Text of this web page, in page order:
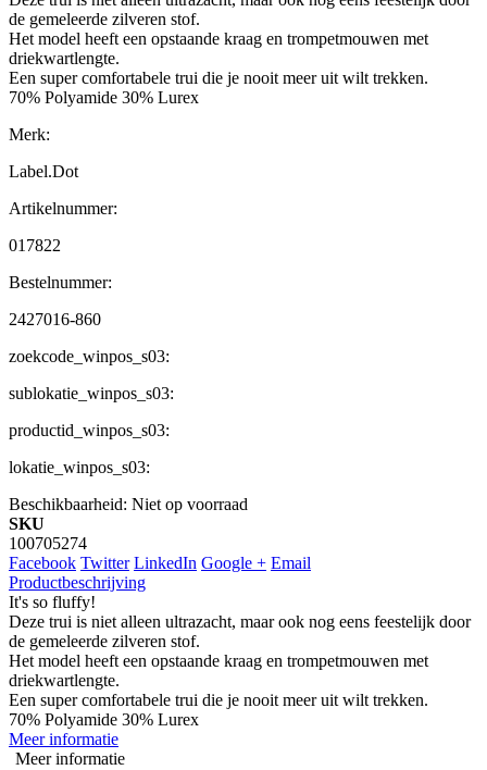
de gemeleerde zilveren stof.
Het model heeft een opstaande kraag en trompetmouwen met
driekwartlengte.
Een super comfortabele trui die je nooit meer uit wilt trekken.
70% Polyamide 30% Lurex
Merk:
Label.Dot
Artikelnummer:
017822
Bestelnummer:
2427016-860
zoekcode_winpos_s03:
sublokatie_winpos_s03:
productid_winpos_s03:
lokatie_winpos_s03:
Beschikbaarheid: Niet op voorraad
SKU
100705274
Facebook Twitter LinkedIn Google + Email
Productbeschrijving
It's so fluffy!
Deze trui is niet alleen ultrazacht, maar ook nog eens feestelijk door
de gemeleerde zilveren stof.
Het model heeft een opstaande kraag en trompetmouwen met
driekwartlengte.
Een super comfortabele trui die je nooit meer uit wilt trekken.
70% Polyamide 30% Lurex
Meer informatie
Meer informatie